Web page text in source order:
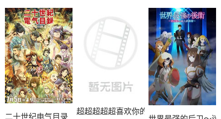
二十世纪电气目录
超超超超超喜欢你的100个女朋友第三季